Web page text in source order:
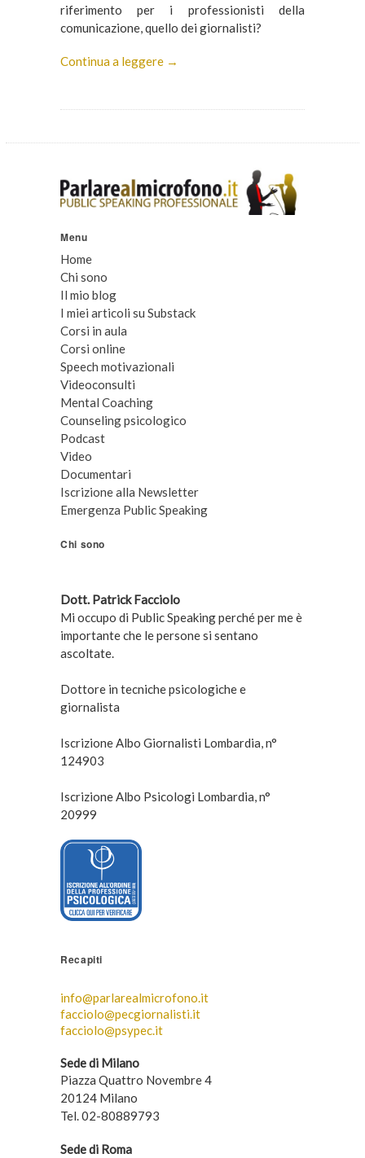
riferimento per i professionisti della
comunicazione, quello dei giornalisti?
Continua a leggere →
Menu
Home
Chi sono
Il mio blog
I miei articoli su Substack
Corsi in aula
Corsi online
Speech motivazionali
Videoconsulti
Mental Coaching
Counseling psicologico
Podcast
Video
Documentari
Iscrizione alla Newsletter
Emergenza Public Speaking
Chi sono
Dott. Patrick Facciolo
Mi occupo di Public Speaking perché per me è
importante che le persone si sentano
ascoltate.
Dottore in tecniche psicologiche e
giornalista
Iscrizione Albo Giornalisti Lombardia, n°
124903
Iscrizione Albo Psicologi Lombardia, n°
20999
Recapiti
info@parlarealmicrofono.it
facciolo@pecgiornalisti.it
facciolo@psypec.it
Sede di Milano
Piazza Quattro Novembre 4
20124 Milano
Tel. 02-80889793
Sede di Roma